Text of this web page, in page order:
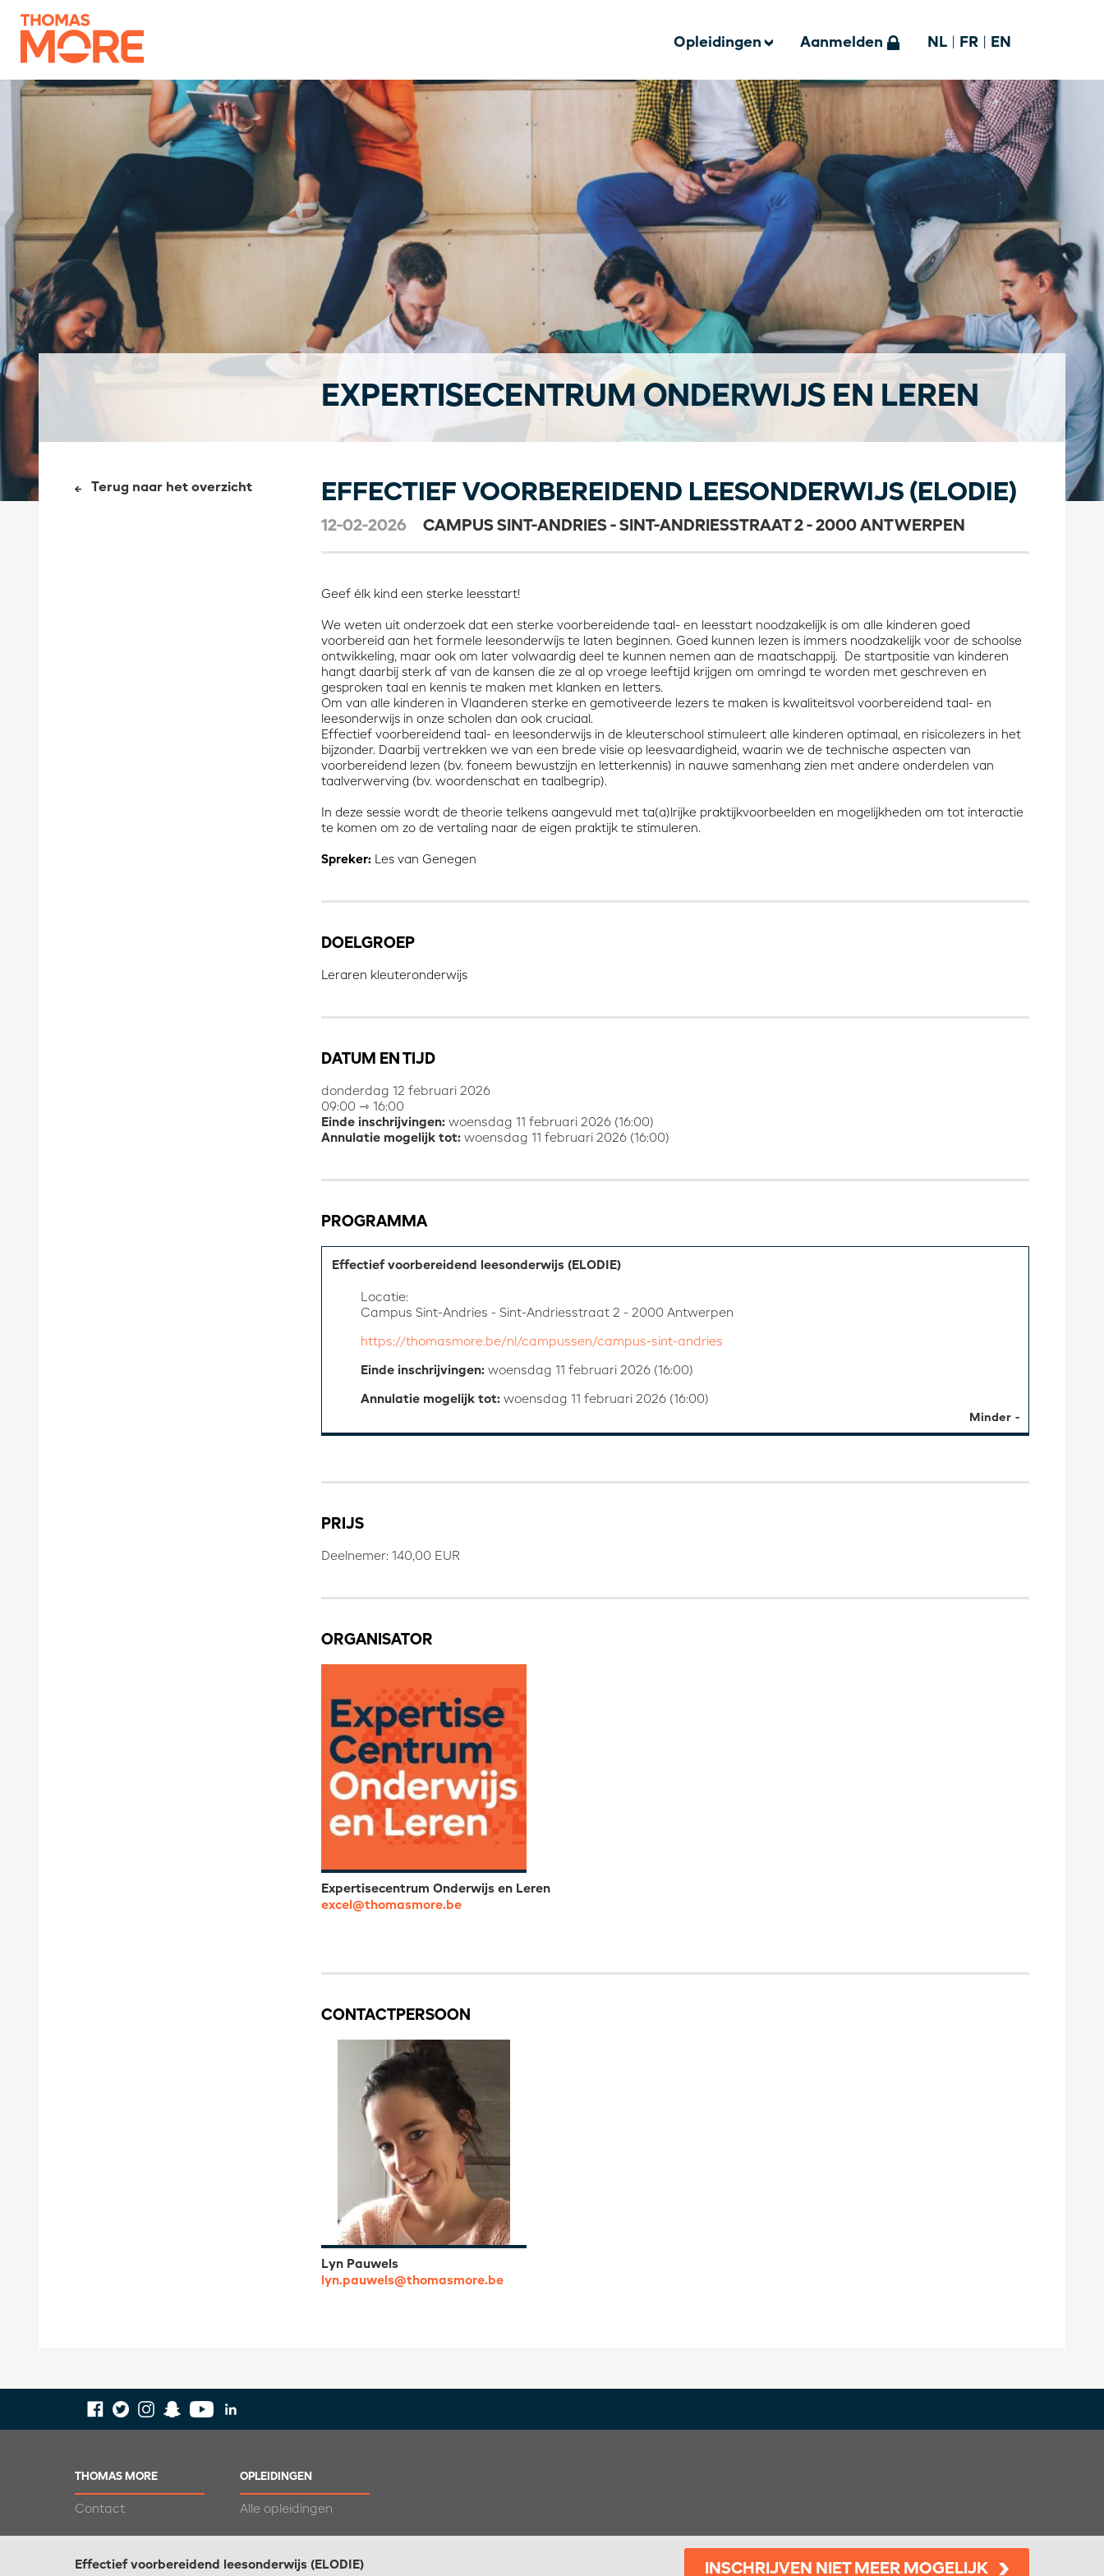
Opleidingen Aanmelden NL FR EN
EXPERTISECENTRUM ONDERWIJS EN LEREN
Terug naar het overzicht EFFECTIEF VOORBEREIDEND LEESONDERWIJS (ELODIE)
12-02-2026 CAMPUS SINT-ANDRIES - SINT-ANDRIESSTRAAT 2 - 2000 ANTWERPEN
Geef élk kind een sterke leesstart!
We weten uit onderzoek dat een sterke voorbereidende taal- en leesstart noodzakelijk is om alle kinderen goed
voorbereid aan het formele leesonderwijs te laten beginnen. Goed kunnen lezen is immers noodzakelijk voor de schoolse
ontwikkeling, maar ook om later volwaardig deel te kunnen nemen aan de maatschappij. De startpositie van kinderen
hangt daarbij sterk af van de kansen die ze al op vroege leeftijd krijgen om omringd te worden met geschreven en
gesproken taal en kennis te maken met klanken en letters.
Om van alle kinderen in Vlaanderen sterke en gemotiveerde lezers te maken is kwaliteitsvol voorbereidend taal- en
leesonderwijs in onze scholen dan ook cruciaal.
Effectief voorbereidend taal- en leesonderwijs in de kleuterschool stimuleert alle kinderen optimaal, en risicolezers in het
bijzonder. Daarbij vertrekken we van een brede visie op leesvaardigheid, waarin we de technische aspecten van
voorbereidend lezen (bv. foneem bewustzijn en letterkennis) in nauwe samenhang zien met andere onderdelen van
taalverwerving (bv. woordenschat en taalbegrip).
In deze sessie wordt de theorie telkens aangevuld met ta(a)lrijke praktijkvoorbeelden en mogelijkheden om tot interactie
te komen om zo de vertaling naar de eigen praktijk te stimuleren.
Spreker:Les van Genegen
DOELGROEP
Leraren kleuteronderwijs
DATUM EN TIJD
donderdag 12 februari 2026
09:00 ⇾ 16:00
Einde inschrijvingen: woensdag 11 februari 2026 (16:00)
Annulatie mogelijk tot: woensdag 11 februari 2026 (16:00)
PROGRAMMA
Effectief voorbereidend leesonderwijs (ELODIE)
Minder
Locatie:
Campus Sint-Andries - Sint-Andriesstraat 2 - 2000 Antwerpen
https://thomasmore.be/nl/campussen/campus-sint-andries
Einde inschrijvingen: woensdag 11 februari 2026 (16:00)
Annulatie mogelijk tot: woensdag 11 februari 2026 (16:00)
PRIJS
Deelnemer: 140,00 EUR
ORGANISATOR
Expertisecentrum Onderwijs en Leren
excel@thomasmore.be
CONTACTPERSOON
Lyn Pauwels
lyn.pauwels@thomasmore.be
Effectief voorbereidend leesonderwijs (ELODIE) INSCHRIJVEN NIET MEER MOGELIJK
THOMAS MORE
Contact
OPLEIDINGEN
Alle opleidingen